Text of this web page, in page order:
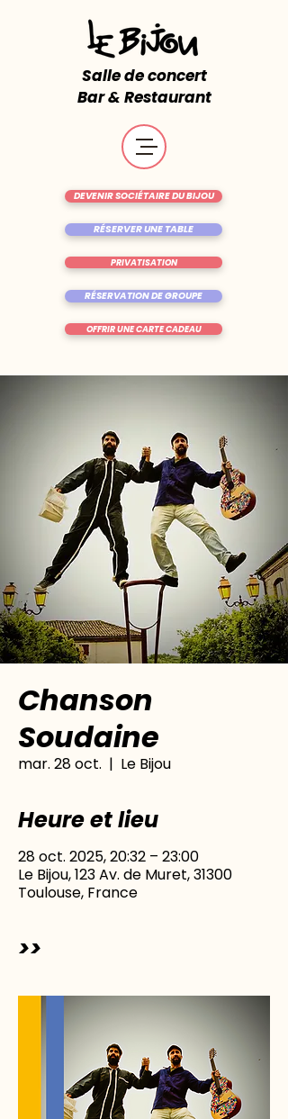
Salle de concert
Bar & Restaurant
RÉSERVER UNE TABLE
OFFRIR UNE CARTE CADEAU
DEVENIR SOCIÉTAIRE DU BIJOU
RÉSERVATION DE GROUPE
PRIVATISATION
Chanson
Soudaine
mar. 28 oct.
  |
Le Bijou
Heure et lieu
28 oct. 2025, 20:32 – 23:00
Le Bijou, 123 Av. de Muret, 31300
Toulouse, France
>>